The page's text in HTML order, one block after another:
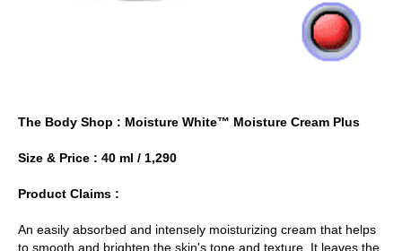
The Body Shop : Moisture White™ Moisture Cream Plus
Size & Price : 40 ml / 1,290
Product Claims :
An easily absorbed and intensely moisturizing cream that helps
to smooth and brighten the skin's tone and texture. It leaves the